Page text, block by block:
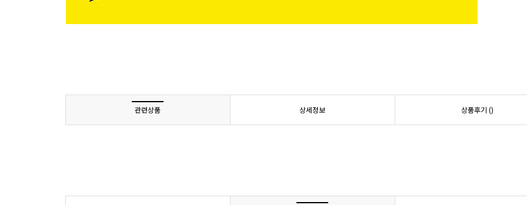
관련상품 상세정보 상품후기 ()